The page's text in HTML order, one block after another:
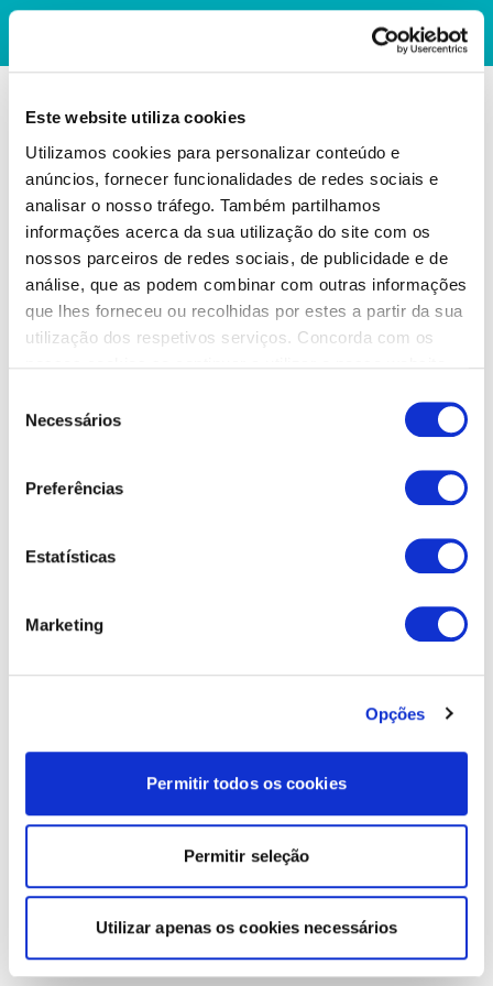
Este website utiliza cookies
Utilizamos cookies para personalizar conteúdo e
anúncios, fornecer funcionalidades de redes sociais e
analisar o nosso tráfego. Também partilhamos
informações acerca da sua utilização do site com os
nossos parceiros de redes sociais, de publicidade e de
análise, que as podem combinar com outras informações
que lhes forneceu ou recolhidas por estes a partir da sua
utilização dos respetivos serviços. Concorda com os
Necessários
Preferências
Estatísticas
Marketing
Opções
Permitir todos os cookies
Permitir seleção
Utilizar apenas os cookies necessários